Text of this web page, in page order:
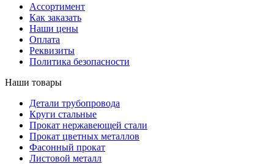
Ассортимент
Как заказать
Наши цены
Оплата
Реквизиты
Политика безопасности
Наши товары
Детали трубопровода
Круги стальные
Прокат нержавеющей стали
Прокат цветных металлов
Фасонный прокат
Листовой металл